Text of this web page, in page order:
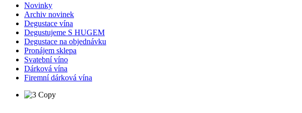
Novinky
Archiv novinek
Degustace vína
Degustujeme S HUGEM
Degustace na objednávku
Pronájem sklepa
Svatební víno
Dárková vína
Firemní dárková vína